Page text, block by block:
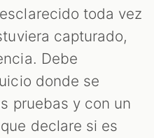
toda vez
capturado,
Debe
donde se
pruebas y con un
declare si es